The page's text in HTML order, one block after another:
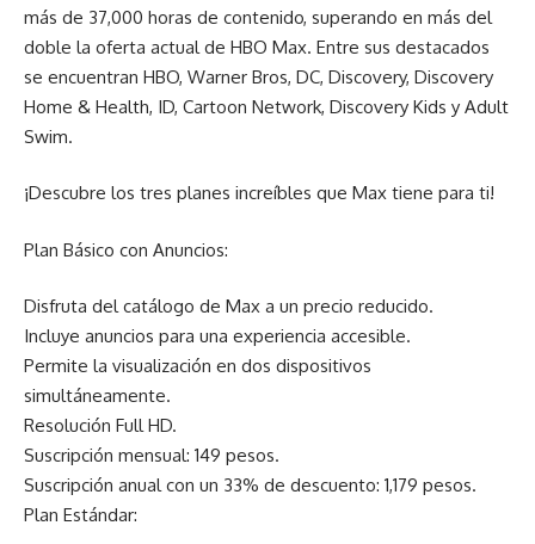
más de 37,000 horas de contenido, superando en más del
doble la oferta actual de HBO Max. Entre sus destacados
se encuentran HBO, Warner Bros, DC, Discovery, Discovery
Home & Health, ID, Cartoon Network, Discovery Kids y Adult
Swim.
¡Descubre los tres planes increíbles que Max tiene para ti!
Plan Básico con Anuncios:
Disfruta del catálogo de Max a un precio reducido.
Incluye anuncios para una experiencia accesible.
Permite la visualización en dos dispositivos
simultáneamente.
Resolución Full HD.
Suscripción mensual: 149 pesos.
Suscripción anual con un 33% de descuento: 1,179 pesos.
Plan Estándar: